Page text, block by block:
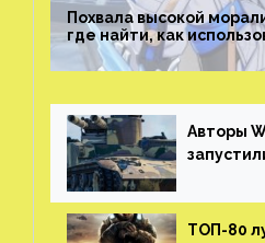
Похвала высокой
где найти, как
скрытые достижения
Авторы
трейлер
ТОП-80